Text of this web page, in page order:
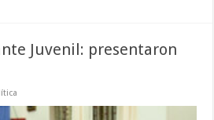
Juvenil: presentaron